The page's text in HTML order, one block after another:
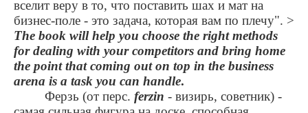
вселит веру в то, что поставить шах и мат на
бизнес-поле - это задача, которая вам по плечу". >
The book will help you choose the right methods
for dealing with your competitors and bring home
the point that coming out on top in the business
arena is a task you can handle.
Ферзь (от перс. ferzin - визирь, советник) -